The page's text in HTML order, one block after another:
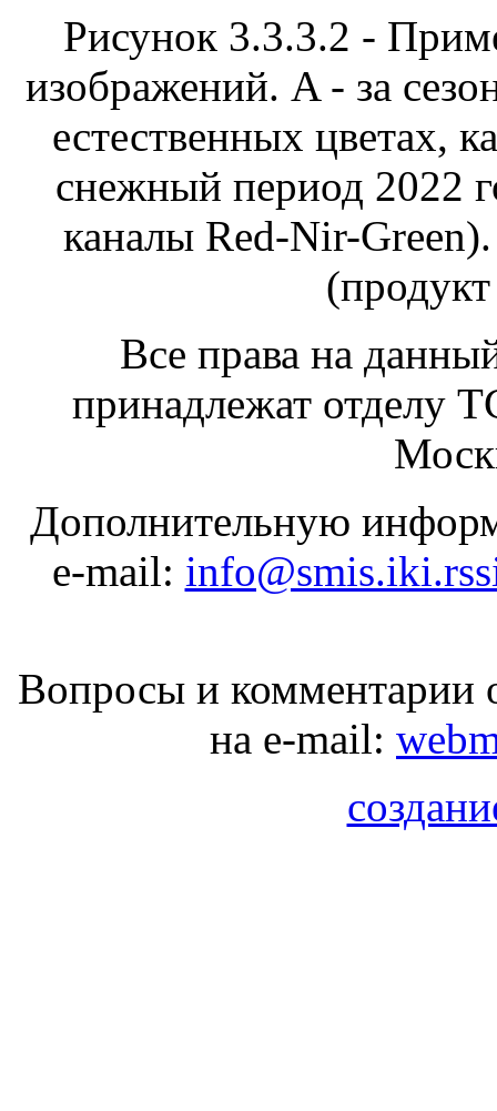
Рисунок 3.3.3.2 -
изображений. A - за
естественных цветах,
снежный период 2022
каналы Red-Nir-
Все права на
принадлежат
Дополнительную
e-mail:
Вопросы и комментарии
на e-mail: